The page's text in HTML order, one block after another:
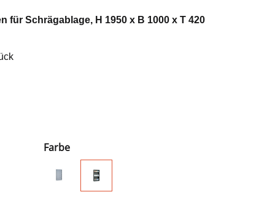
für Schrägablage, H 1950 x B 1000 x T 420
keine Montage notwendig
Farbe